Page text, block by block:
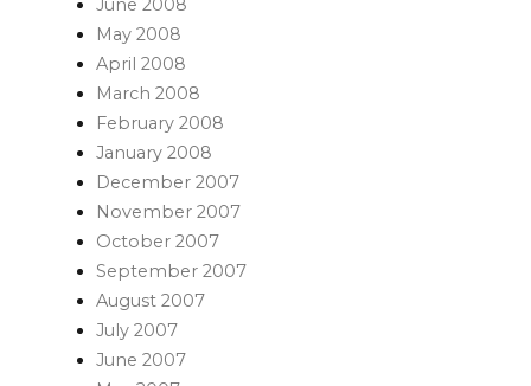
June 2008
May 2008
April 2008
March 2008
February 2008
January 2008
December 2007
November 2007
October 2007
September 2007
August 2007
July 2007
June 2007